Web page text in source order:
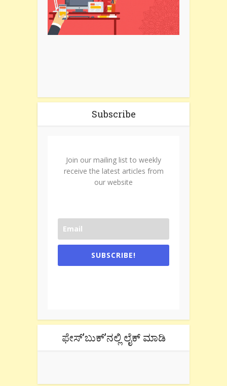
Subscribe
Join our mailing list to weekly
receive the latest articles from
our website
SUBSCRIBE!
ಫೇಸ್’ಬುಕ್’ನಲ್ಲಿ ಲೈಕ್ ಮಾಡಿ